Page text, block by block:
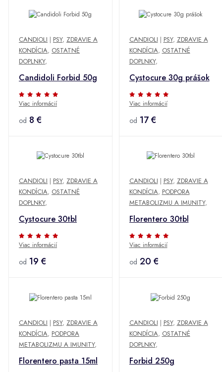
CANDIOLI | PSY, ZDRAVIE A
KONDÍCIA, OSTATNÉ
DOPLNKY,
Candidoli Forbid 50g
Viac informácií
od 8 €
CANDIOLI | PSY, ZDRAVIE A
KONDÍCIA, OSTATNÉ
DOPLNKY,
Cystocure 30g prášok
Viac informácií
od 17 €
CANDIOLI | PSY, ZDRAVIE A
KONDÍCIA, OSTATNÉ
DOPLNKY,
Cystocure 30tbl
Viac informácií
od 19 €
CANDIOLI | PSY, ZDRAVIE A
KONDÍCIA, PODPORA
METABOLIZMU A IMUNITY,
Florentero 30tbl
Viac informácií
od 20 €
CANDIOLI | PSY, ZDRAVIE A
KONDÍCIA, PODPORA
METABOLIZMU A IMUNITY,
Florentero pasta 15ml
CANDIOLI | PSY, ZDRAVIE A
KONDÍCIA, OSTATNÉ
DOPLNKY,
Forbid 250g